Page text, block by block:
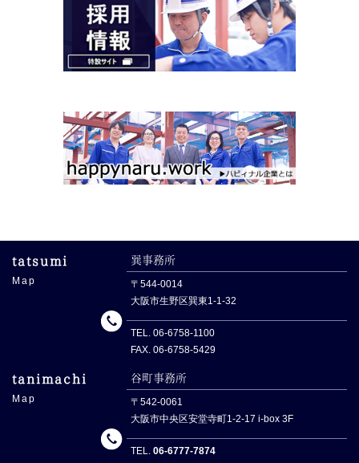
tatsumi
Map
巽事務所
〒544-0014
大阪市生野区巽東1-1-32
TEL. 06-6758-1100
FAX. 06-6758-5429
tanimachi
Map
谷町事務所
〒542-0061
大阪市中央区安堂寺町1-2-17 i-box 3F
TEL. 06-6777-7874